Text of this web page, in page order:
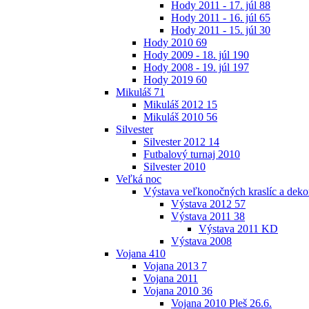
Hody 2011 - 17. júl 88
Hody 2011 - 16. júl 65
Hody 2011 - 15. júl 30
Hody 2010 69
Hody 2009 - 18. júl 190
Hody 2008 - 19. júl 197
Hody 2019 60
Mikuláš 71
Mikuláš 2012 15
Mikuláš 2010 56
Silvester
Silvester 2012 14
Futbalový turnaj 2010
Silvester 2010
Veľká noc
Výstava veľkonočných kraslíc a
Výstava 2012 57
Výstava 2011 38
Výstava 2011 KD
Výstava 2008
Vojana 410
Vojana 2013 7
Vojana 2011
Vojana 2010 36
Vojana 2010 Pleš 26.6.